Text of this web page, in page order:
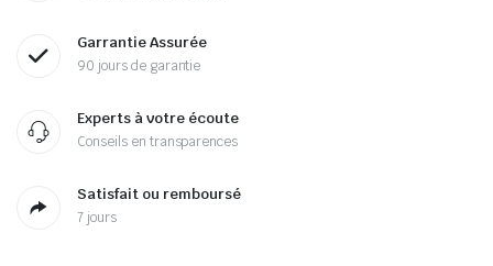
Garrantie Assurée
90 jours de garantie
Experts à votre écoute
Conseils en transparences
Satisfait ou remboursé
7 jours